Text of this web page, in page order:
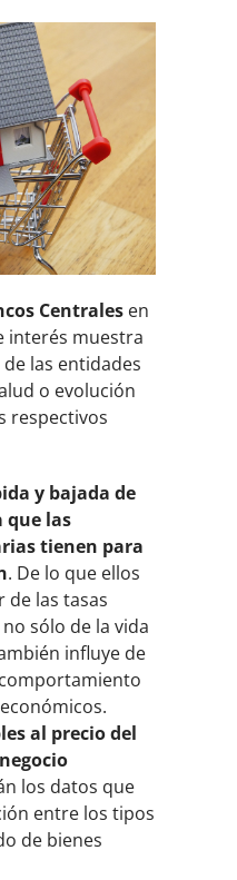
Centrales en
interés muestra
las entidades
o evolución
respectivos
y bajada de
que las
tienen para
. De lo que ellos
de las tasas
sólo de la vida
influye de
al precio del
los datos que
entre los tipos
de bienes